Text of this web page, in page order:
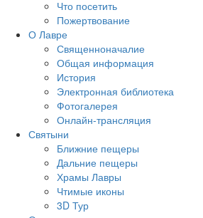
Что посетить
Пожертвование
О Лавре
Священноначалие
Общая информация
История
Электронная библиотека
Фотогалерея
Онлайн-трансляция
Святыни
Ближние пещеры
Дальние пещеры
Храмы Лавры
Чтимые иконы
3D Тур